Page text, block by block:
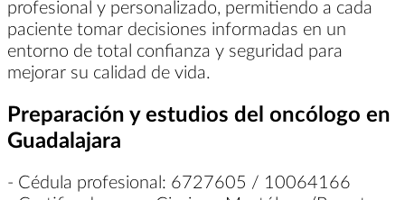
profesional y personalizado, permitiendo a cada
paciente tomar decisiones informadas en un
entorno de total confianza y seguridad para
mejorar su calidad de vida.
Preparación y estudios del oncólogo en
Guadalajara
- Cédula profesional: 6727605 / 10064166